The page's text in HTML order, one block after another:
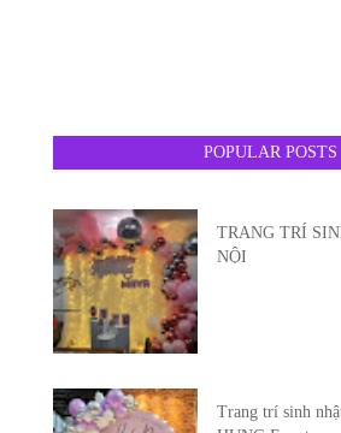
POPULAR POSTS
TRANG TRÍ
NỘI
Trang trí sinh